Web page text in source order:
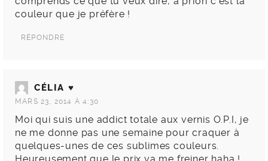
couleur que je préfère !
RÉPONDRE
CÉLIA ♥
MARS 23, 2014 À 4:30
Moi qui suis une addict totale aux vernis O.P.I, je
ne me donne pas une semaine pour craquer à
quelques-unes de ces sublimes couleurs.